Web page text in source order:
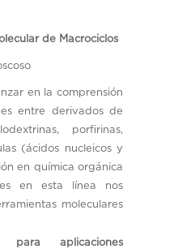
de Macrociclos
en la comprensión
entre derivados de
porfirinas,
(ácidos nucleicos y
en química orgánica
en esta línea nos
moleculares
para aplicaciones